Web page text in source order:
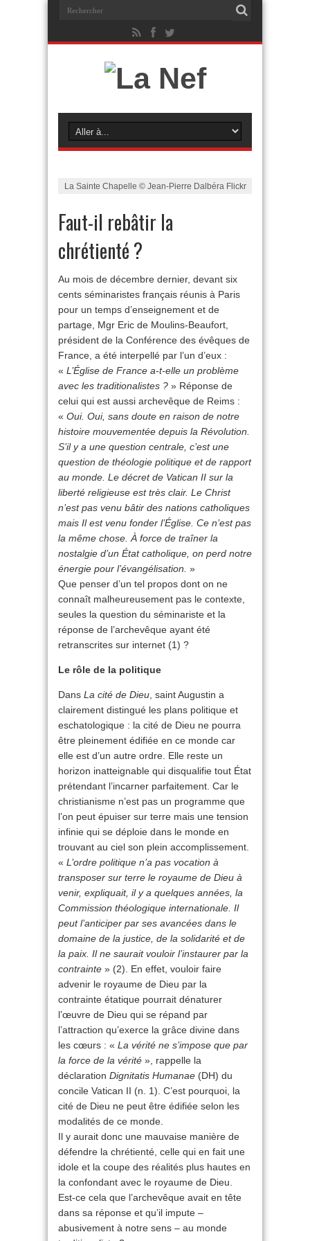
La Sainte Chapelle © Jean-Pierre Dalbéra Flickr
Faut-il rebâtir la
chrétienté ?
Au mois de décembre dernier, devant six
cents séminaristes français réunis à Paris
pour un temps d’enseignement et de
partage, Mgr Eric de Moulins-Beaufort,
président de la Conférence des évêques de
France, a été interpellé par l’un d’eux :
« L’Église de France a-t-elle un problème
avec les traditionalistes ? » Réponse de
celui qui est aussi archevêque de Reims :
« Oui. Oui, sans doute en raison de notre
histoire mouvementée depuis la Révolution.
S’il y a une question centrale, c’est une
question de théologie politique et de rapport
au monde. Le décret de Vatican II sur la
liberté religieuse est très clair. Le Christ
n’est pas venu bâtir des nations catholiques
mais Il est venu fonder l’Église. Ce n’est pas
la même chose. À force de traîner la
nostalgie d’un État catholique, on perd notre
énergie pour l’évangélisation. »
Que penser d’un tel propos dont on ne
connaît malheureusement pas le contexte,
seules la question du séminariste et la
réponse de l’archevêque ayant été
retranscrites sur internet (1) ?
Le rôle de la politique
Dans La cité de Dieu , saint Augustin a
clairement distingué les plans politique et
eschatologique : la cité de Dieu ne pourra
être pleinement édifiée en ce monde car
elle est d’un autre ordre. Elle reste un
horizon inatteignable qui disqualifie tout État
prétendant l’incarner parfaitement. Car le
christianisme n’est pas un programme que
l’on peut épuiser sur terre mais une tension
infinie qui se déploie dans le monde en
trouvant au ciel son plein accomplissement.
« L’ordre politique n’a pas vocation à
transposer sur terre le royaume de Dieu à
venir, expliquait, il y a quelques années, la
Commission théologique internationale. Il
peut l’anticiper par ses avancées dans le
domaine de la justice, de la solidarité et de
la paix. Il ne saurait vouloir l’instaurer par la
contrainte » (2). En effet, vouloir faire
advenir le royaume de Dieu par la
contrainte étatique pourrait dénaturer
l’œuvre de Dieu qui se répand par
l’attraction qu’exerce la grâce divine dans
les cœurs : « La vérité ne s’impose que par
la force de la vérité », rappelle la
déclaration Dignitatis Humanae (DH) du
concile Vatican II (n. 1). C’est pourquoi, la
cité de Dieu ne peut être édifiée selon les
modalités de ce monde.
Il y aurait donc une mauvaise manière de
défendre la chrétienté, celle qui en fait une
idole et la coupe des réalités plus hautes en
la con­fondant avec le royaume de Dieu.
Est-ce cela que l’archevêque avait en tête
dans sa réponse et qu’il impute –
abusivement à notre sens – au monde